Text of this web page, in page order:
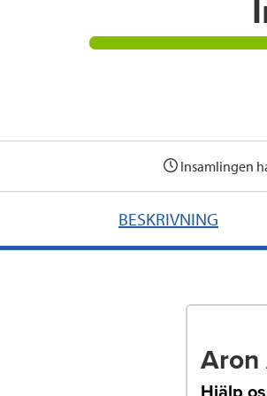
Insamlingen
BESKRIVNING
Aron